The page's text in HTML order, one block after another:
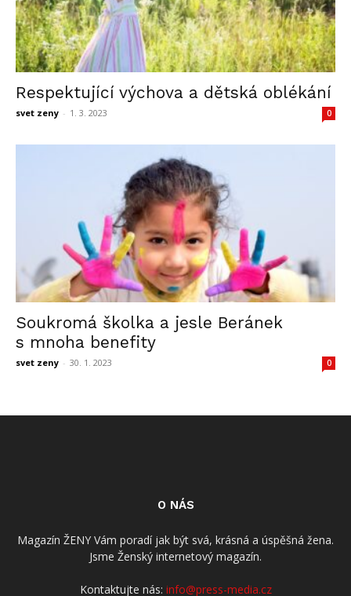
Respektující výchova a dětská oblékání
svet zeny - 1. 3. 2023 0
Soukromá školka a jesle Beránek
s mnoha benefity
svet zeny - 30. 1. 2023 0
O NÁS
Magazín ŽENY Vám poradí jak být svá, krásná a úspěšná žena.
Jsme Ženský internetový magazín.
Kontaktujte nás: info@press-media.cz